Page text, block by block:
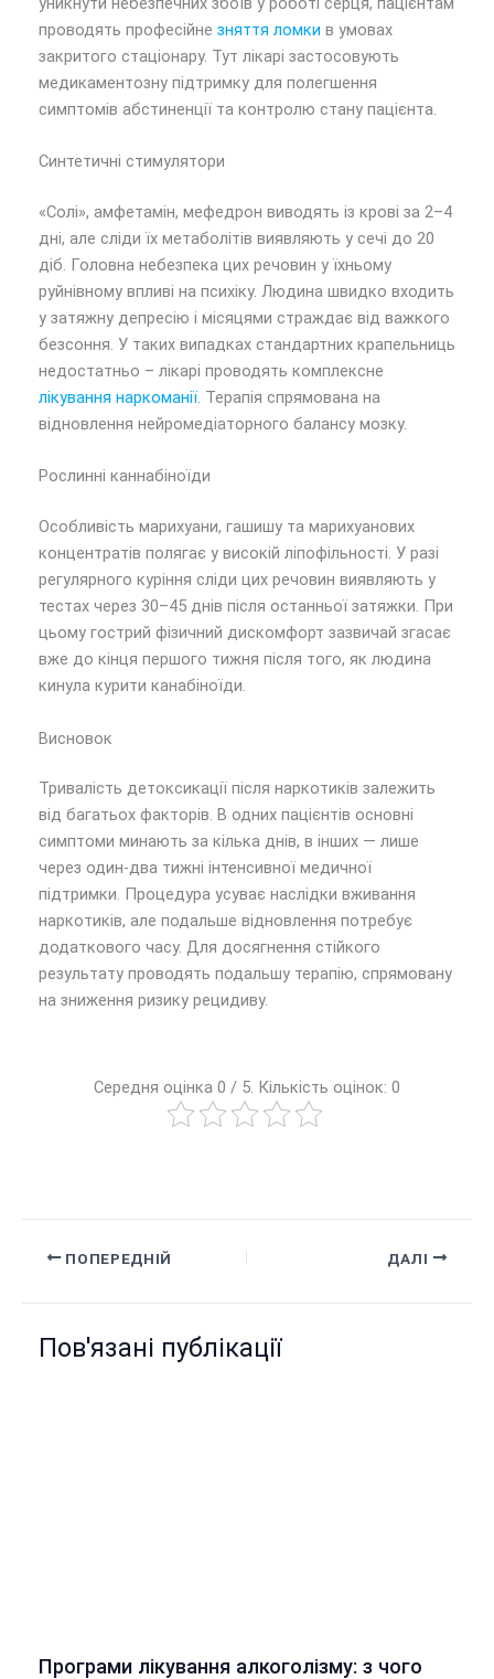
проводять професійне зняття ломки в умовах
закритого стаціонару. Тут лікарі застосовують
медикаментозну підтримку для полегшення
симптомів абстиненції та контролю стану пацієнта.
Синтетичні стимулятори
«Солі», амфетамін, мефедрон виводять із крові за 2–4
дні, але сліди їх метаболітів виявляють у сечі до 20
діб. Головна небезпека цих речовин у їхньому
руйнівному впливі на психіку. Людина швидко входить
у затяжну депресію і місяцями страждає від важкого
безсоння. У таких випадках стандартних крапельниць
недостатньо – лікарі проводять комплексне
лікування наркоманії. Терапія спрямована на
відновлення нейромедіаторного балансу мозку.
Рослинні каннабіноїди
Особливість марихуани, гашишу та марихуанових
концентратів полягає у високій ліпофільності. У разі
регулярного куріння сліди цих речовин виявляють у
тестах через 30–45 днів після останньої затяжки. При
цьому гострий фізичний дискомфорт зазвичай згасає
вже до кінця першого тижня після того, як людина
кинула курити канабіноїди.
Висновок
Тривалість детоксикації після наркотиків залежить
від багатьох факторів. В одних пацієнтів основні
симптоми минають за кілька днів, в інших — лише
через один-два тижні інтенсивної медичної
підтримки. Процедура усуває наслідки вживання
наркотиків, але подальше відновлення потребує
додаткового часу. Для досягнення стійкого
результату проводять подальшу терапію, спрямовану
на зниження ризику рецидиву.
Середня оцінка 0 / 5. Кількість оцінок: 0
ПОПЕРЕДНІЙ ДАЛІ
Пов'язані публікації
Програми лікування алкоголізму: з чого